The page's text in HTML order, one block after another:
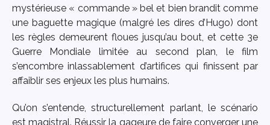
mystérieuse « commande » bel et bien brandit comme
une baguette magique (malgré les dires d’Hugo) dont
les règles demeurent floues jusqu’au bout, et cette 3e
Guerre Mondiale limitée au second plan, le film
s’encombre inlassablement d’artifices qui finissent par
affaiblir ses enjeux les plus humains.
Qu’on s’entende, structurellement parlant, le scénario
est magistral. Réussir la gageure de faire converger une